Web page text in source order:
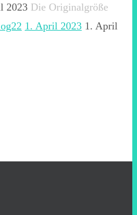
2023 Die Originalgröße
1. April 2023 1. April